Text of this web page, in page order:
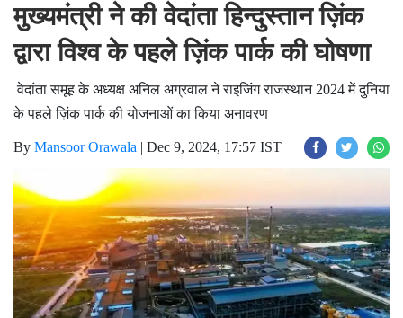
मुख्यमंत्री ने की वेदांता हिन्दुस्तान ज़िंक
द्वारा विश्व के पहले ज़िंक पार्क की घोषणा
वेदांता समूह के अध्यक्ष अनिल अग्रवाल ने राइजिंग राजस्थान 2024 में दुनिया
के पहले ज़िंक पार्क की योजनाओं का किया अनावरण
By Mansoor Orawala | Dec 9, 2024, 17:57 IST